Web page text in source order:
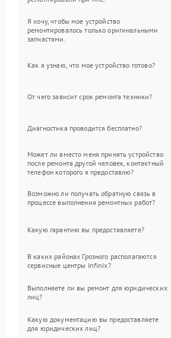
Я хочу, чтобы мое устройство
ремонтировалось только оригинальными
запчастями.
Как я узнаю, что мое устройство готово?
От чего зависит срок ремонта техники?
Диагностика проводится бесплатно?
Может ли вместо меня принять устройство
после ремонта другой человек, контактный
телефон которого я предоставлю?
Возможно ли получать обратную связь в
процессе выполнения ремонтных работ?
Какую гарантию вы предоставляете?
В каких районах Грозного располагаются
сервисные центры Infinix?
Выполняете ли вы ремонт для юридических
лиц?
Какую документацию вы предоставляете
для юридических лиц?